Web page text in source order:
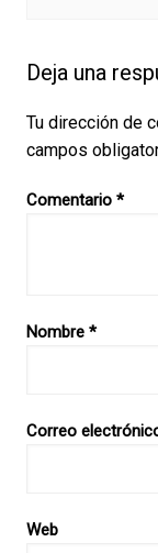
Deja una
Tu dirección de
campos
Comentario *
Nombre *
Correo
Web